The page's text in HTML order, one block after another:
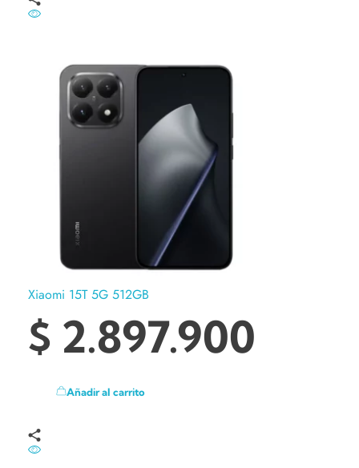
Xiaomi 15T 5G 512GB
$ 2.897.900
Añadir al carrito